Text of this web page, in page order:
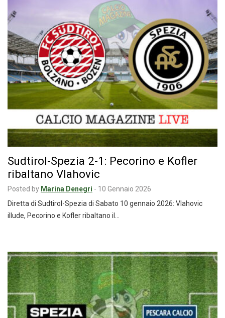
Sudtirol-Spezia 2-1: Pecorino e Kofler
ribaltano Vlahovic
Posted by Marina Denegri - 10 Gennaio 2026
Diretta di Sudtirol-Spezia di Sabato 10 gennaio 2026: Vlahovic
illude, Pecorino e Kofler ribaltano il…